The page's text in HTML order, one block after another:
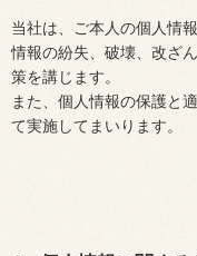
当社は、ご本人の個人情
情報の紛失、破壊、改ざ
策を講じます。
また、個人情報の保護と
て実施してまいります。